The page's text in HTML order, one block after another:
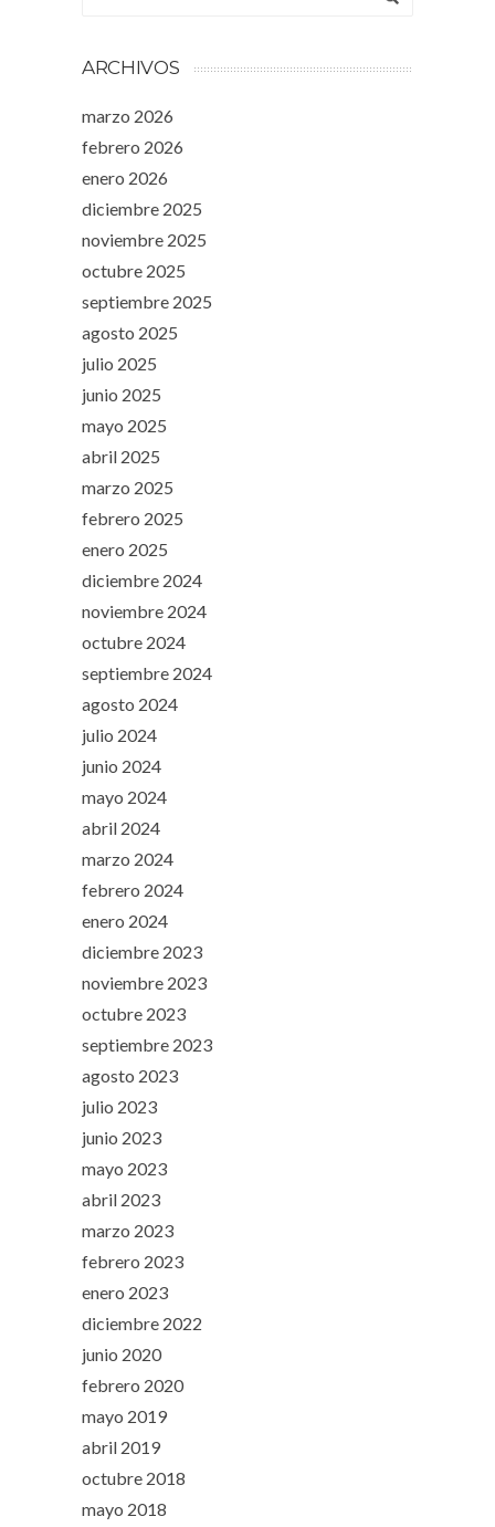
ARCHIVOS
marzo 2026
febrero 2026
enero 2026
diciembre 2025
noviembre 2025
octubre 2025
septiembre 2025
agosto 2025
julio 2025
junio 2025
mayo 2025
abril 2025
marzo 2025
febrero 2025
enero 2025
diciembre 2024
noviembre 2024
octubre 2024
septiembre 2024
agosto 2024
julio 2024
junio 2024
mayo 2024
abril 2024
marzo 2024
febrero 2024
enero 2024
diciembre 2023
noviembre 2023
octubre 2023
septiembre 2023
agosto 2023
julio 2023
junio 2023
mayo 2023
abril 2023
marzo 2023
febrero 2023
enero 2023
diciembre 2022
junio 2020
febrero 2020
mayo 2019
abril 2019
octubre 2018
mayo 2018